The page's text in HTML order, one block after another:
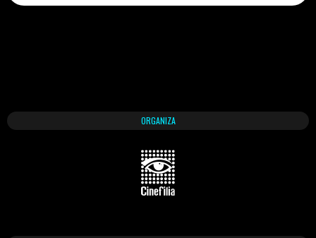
ORGANIZA